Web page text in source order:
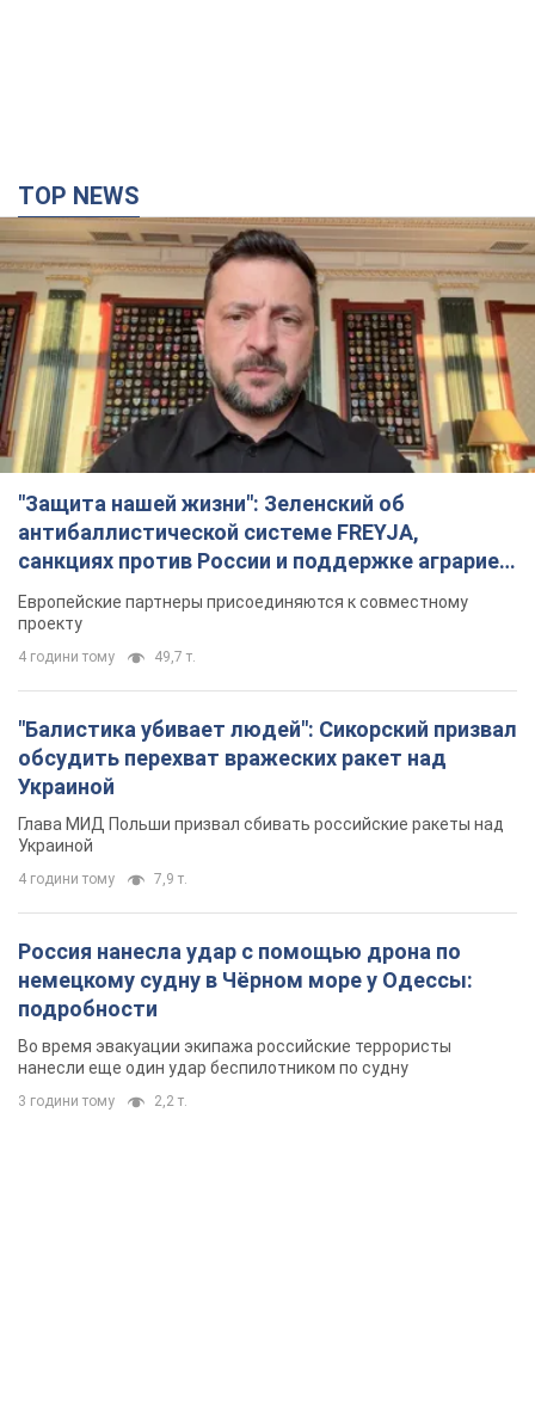
TOP NEWS
"Защита нашей жизни": Зеленский об
антибаллистической системе FREYJA,
санкциях против России и поддержке аграриев.
Видео
Европейские партнеры присоединяются к совместному
проекту
4 години тому 49,7 т.
"Балистика убивает людей": Сикорский призвал
обсудить перехват вражеских ракет над
Украиной
Глава МИД Польши призвал сбивать российские ракеты над
Украиной
4 години тому 7,9 т.
Россия нанесла удар с помощью дрона по
немецкому судну в Чёрном море у Одессы:
подробности
Во время эвакуации экипажа российские террористы
нанесли еще один удар беспилотником по судну
3 години тому 2,2 т.